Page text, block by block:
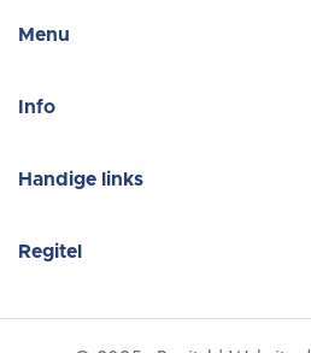
Menu
Info
Handige links
Regitel